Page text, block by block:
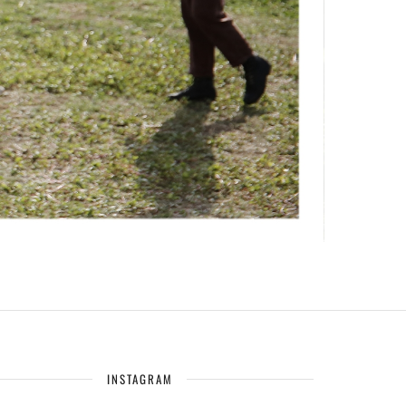
INSTAGRAM